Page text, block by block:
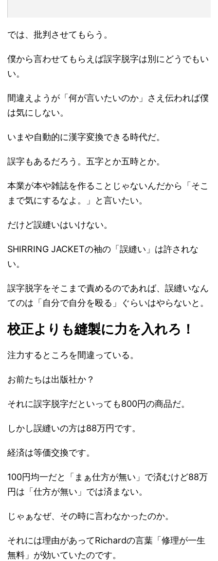
では、批判させてもらう。
僕から言わせてもらえば誤字脱字は別にどうでもい
い。
間違えようが「何が言いたいのか」さえ伝われば僕
は気にしない。
いまや自動的に漢字変換できる時代だ。
誤字もあるだろう。五字とか五時とか。
本業が本や雑誌を作ることじゃないんだから「そこ
まで気にするなよ。」と言いたい。
だけど誤縫いはいけない。
SHIRRING JACKETの袖の「誤縫い」は許されな
い。
誤字脱字をそこまで責めるのであれば、誤縫いなん
てのは「自分で自分を殴る」ぐらいはやらないと。
校正よりも縫製に力を入れろ！
注力するところを間違っている。
お前たちは出版社か？
それに誤字脱字だといっても800円の商品だ。
しかし誤縫いの方は88万円です。
経済は等価交換です。
100円均一だと「まぁ仕方が無い」で済むけど88万
円は「仕方が無い」では済まない。
じゃぁなぜ、その時に言わなかったのか。
それには理由があってRichardの言葉「修理が一生
無料」が効いていたのです。